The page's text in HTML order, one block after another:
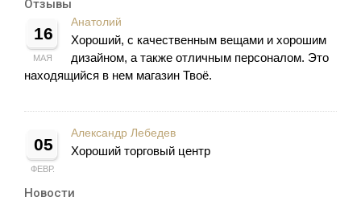
Отзывы
16
МАЯ
Анатолий
Хороший, с качественным вещами и хорошим
дизайном, а также отличным персоналом. Это
находящийся в нем магазин Твоё.
05
ФЕВР.
Александр Лебедев
Хороший торговый центр
Новости